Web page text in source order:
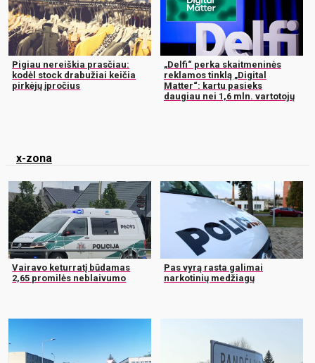
Pigiau nereiškia prasčiau:
kodėl stock drabužiai keičia
pirkėjų įpročius
„Delfi“ perka skaitmeninės
reklamos tinklą „Digital
Matter“: kartu pasieks
daugiau nei 1,6 mln. vartotojų
x-zona
Vairavo keturratį būdamas
2,65 promilės neblaivumo
Pas vyrą rasta galimai
narkotinių medžiagų